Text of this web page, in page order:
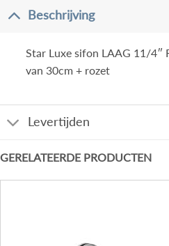
Beschrijving
Star Luxe sifon LAAG 11/4″
van 30cm + rozet
Levertijden
GERELATEERDE PRODUCTEN